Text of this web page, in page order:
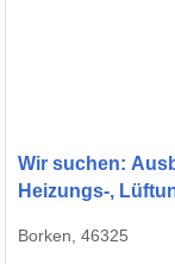
Wir suchen:
Heizungs-,
Borken, 46325